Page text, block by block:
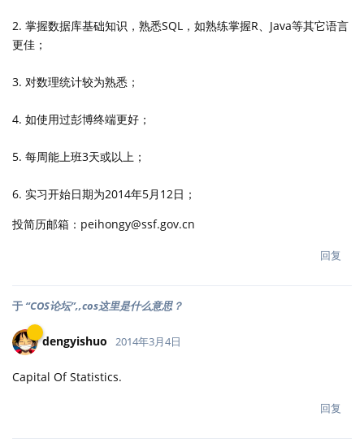
2. 掌握数据库基础知识，熟悉SQL，如熟练掌握R、Java等其它语言
更佳；
3. 对数理统计较为熟悉；
4. 如使用过彭博终端更好；
5. 每周能上班3天或以上；
6. 实习开始日期为2014年5月12日；
投简历邮箱：peihongy@ssf.gov.cn
回复
于 “COS论坛”,,cos这里是什么意思？
dengyishuo 2014年3月4日
Capital Of Statistics.
回复